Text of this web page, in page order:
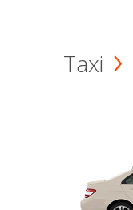
Taxi